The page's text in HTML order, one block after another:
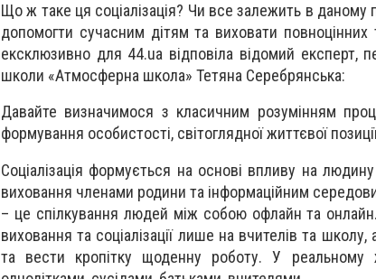
Що ж таке ця соціалізація? Чи все залежить в даному
допомогти сучасним дітям та виховати
ексклюзивно для 44.ua відповіла відомий експерт,
школи «Атмосферна школа» Тетяна Серебрянська:
Давайте визначимося з класичним розумінням
формування особистості, світоглядної життєвої
Соціалізація формується на основі впливу на
виховання членами родини та інформаційним
– це спілкування людей між собою офлайн та
виховання та соціалізації лише на вчителів та
та вести кропітку щоденну роботу. У реальному